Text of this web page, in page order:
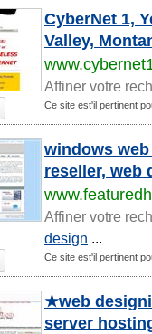
CyberNet 1,
Valley,
Affiner votre
Ce site est'il pertinent
windows
reseller, web
Affiner votre
design ...
Ce site est'il pertinent
★web
server